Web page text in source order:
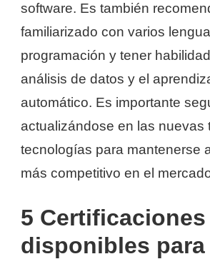
software. Es también
familiarizado con varios
programación y tener
análisis de datos y el
automático. Es importante
actualizándose en las nuevas
tecnologías para mantenerse
más competitivo en el
5 Certificaciones
disponibles para